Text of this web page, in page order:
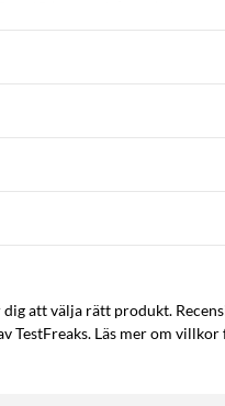
och ett klassiskt klickljud
Totalt avstånd: 3,7 mm.
att välja rätt produkt.
TestFreaks. Läs mer om